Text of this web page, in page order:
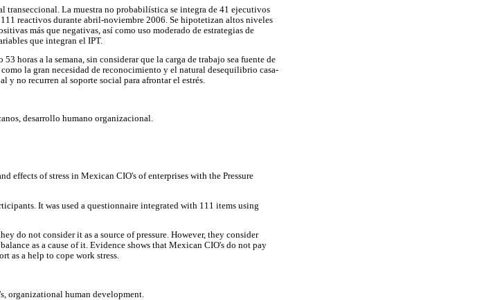
transeccional. La muestra no probabilística se integra de 41 ejecutivos
reactivos durante abril-noviembre 2006. Se hipotetizan altos niveles
más que negativas, así como uso moderado de estrategias de
que integran el IPT.
horas a la semana, sin considerar que la carga de trabajo sea fuente de
la gran necesidad de reconocimiento y el natural desequilibrio casa-
no recurren al soporte social para afrontar el estrés.
desarrollo humano organizacional.
effects of stress in Mexican CIO's of enterprises with the Pressure
It was used a questionnaire integrated with 111 items using
do not consider it as a source of pressure. However, they consider
as a cause of it. Evidence shows that Mexican CIO's do not pay
as a help to cope work stress.
organizational human development.